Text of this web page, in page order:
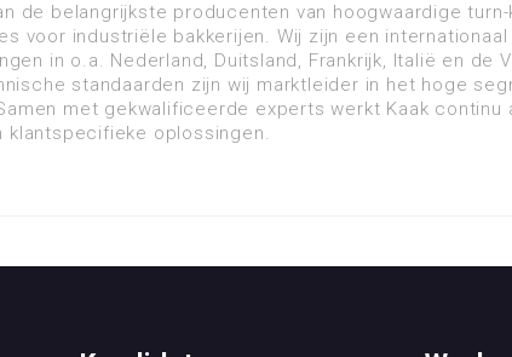
de belangrijkste producenten van hoogwaardige turn-
voor industriële bakkerijen. Wij zijn een internationaal
in o.a. Nederland, Duitsland, Frankrijk, Italië en de
standaarden zijn wij marktleider in het hoge
met gekwalificeerde experts werkt Kaak continu
klantspecifieke oplossingen.